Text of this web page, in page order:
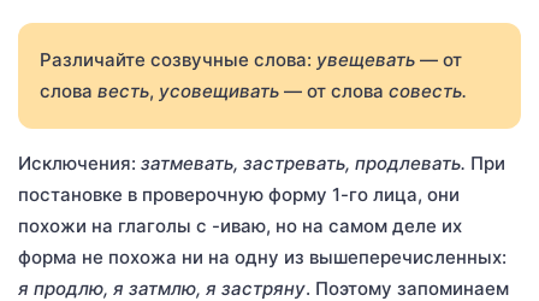
Различайте созвучные слова: увещевать — от
слова весть, усовещивать — от слова совесть.
Исключения: затмевать, застревать, продлевать. При
постановке в проверочную форму 1-го лица, они
похожи на глаголы с -иваю, но на самом деле их
форма не похожа ни на одну из вышеперечисленных:
я продлю, я затмлю, я застряну. Поэтому запоминаем